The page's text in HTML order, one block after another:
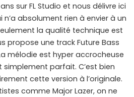
sur FL Studio et nous délivre ici
absolument rien à envier à un
la qualité technique est
propose une track Future Bass
mélodie est hyper accrocheuse
parfait. C’est bien
cette version à l’originale.
comme Major Lazer, on ne